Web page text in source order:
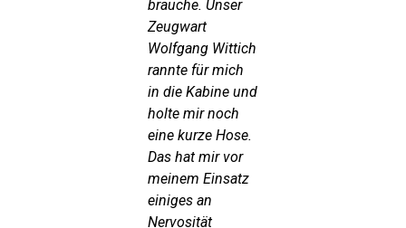
brauche. Unser
Zeugwart
Wolfgang Wittich
rannte für mich
in die Kabine und
holte mir noch
eine kurze Hose.
Das hat mir vor
meinem Einsatz
einiges an
Nervosität